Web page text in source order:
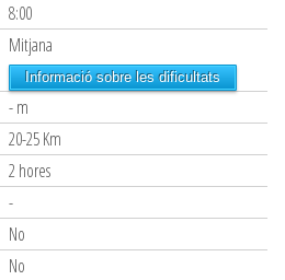
8:00
Mitjana
Informació sobre les dificultats
- m
20-25 Km
2 hores
-
No
No